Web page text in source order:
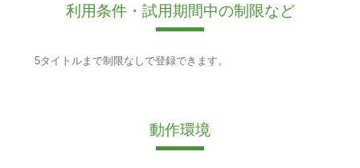
利用条件・試用期間中の制限など
5タイトルまで制限なしで登録できます。
動作環境